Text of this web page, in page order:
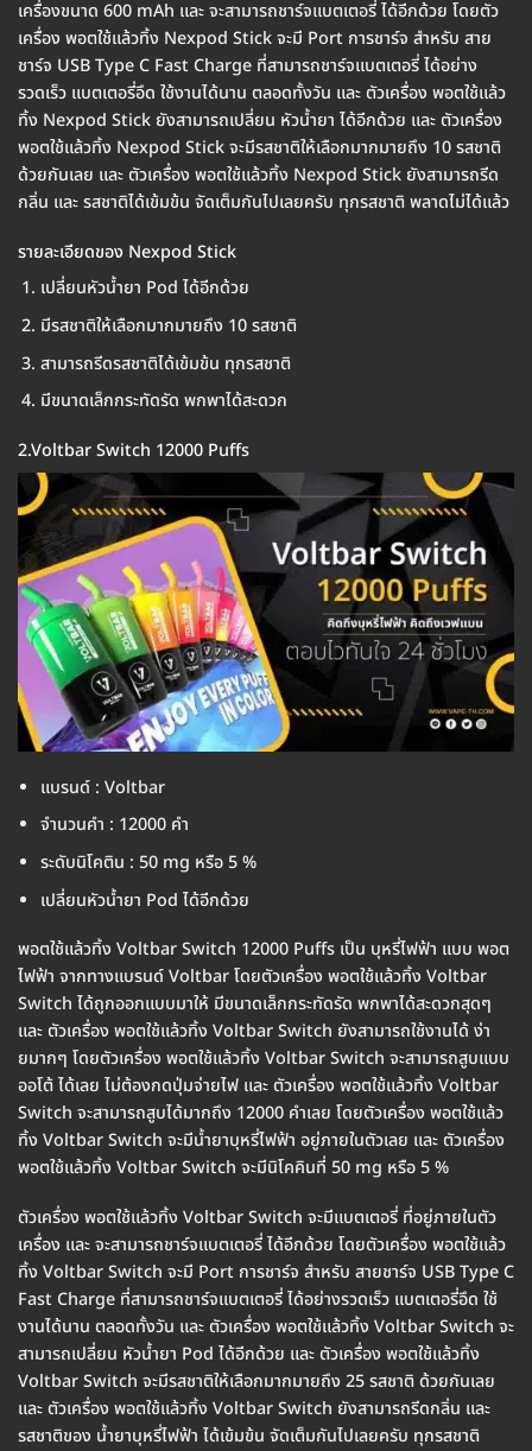
เครื่องขนาด 600 mAh และ จะสามารถชาร์จแบตเตอรี่ ได้อีกด้วย โดยตัว
เครื่อง พอตใช้แล้วทิ้ง Nexpod Stick จะมี Port การชาร์จ สำหรับ สาย
ชาร์จ USB Type C Fast Charge ที่สามารถชาร์จแบตเตอรี่ ได้อย่าง
รวดเร็ว แบตเตอรี่อึด ใช้งานได้นาน ตลอดทั้งวัน และ ตัวเครื่อง พอตใช้แล้ว
ทิ้ง Nexpod Stick ยังสามารถเปลี่ยน หัวน้ำยา ได้อีกด้วย และ ตัวเครื่อง
พอตใช้แล้วทิ้ง Nexpod Stick จะมีรสชาติให้เลือกมากมายถึง 10 รสชาติ
ด้วยกันเลย และ ตัวเครื่อง พอตใช้แล้วทิ้ง Nexpod Stick ยังสามารถรีด
กลิ่น และ รสชาติได้เข้มข้น จัดเต็มกันไปเลยครับ ทุกรสชาติ พลาดไม่ได้แล้ว
รายละเอียดของ Nexpod Stick
เปลี่ยนหัวน้ำยา Pod ได้อีกด้วย
มีรสชาติให้เลือกมากมายถึง 10 รสชาติ
สามารถรีดรสชาติได้เข้มข้น ทุกรสชาติ
มีขนาดเล็กกระทัดรัด พกพาได้สะดวก
2.Voltbar Switch 12000 Puffs
แบรนด์ : Voltbar
จำนวนคำ : 12000 คำ
ระดับนิโคติน : 50 mg หรือ 5 %
เปลี่ยนหัวน้ำยา Pod ได้อีกด้วย
พอตใช้แล้วทิ้ง Voltbar Switch 12000 Puffs เป็น บุหรี่ไฟฟ้า แบบ พอต
ไฟฟ้า จากทางแบรนด์ Voltbar โดยตัวเครื่อง พอตใช้แล้วทิ้ง Voltbar
Switch ได้ถูกออกแบบมาให้ มีขนาดเล็กกระทัดรัด พกพาได้สะดวกสุดๆ
และ ตัวเครื่อง พอตใช้แล้วทิ้ง Voltbar Switch ยังสามารถใช้งานได้ ง่า
ยมากๆ โดยตัวเครื่อง พอตใช้แล้วทิ้ง Voltbar Switch จะสามารถสูบแบบ
ออโต้ ได้เลย ไม่ต้องกดปุ่มจ่ายไฟ และ ตัวเครื่อง พอตใช้แล้วทิ้ง Voltbar
Switch จะสามารถสูบได้มากถึง 12000 คำเลย โดยตัวเครื่อง พอตใช้แล้ว
ทิ้ง Voltbar Switch จะมีน้ำยาบุหรี่ไฟฟ้า อยู่ภายในตัวเลย และ ตัวเครื่อง
พอตใช้แล้วทิ้ง Voltbar Switch จะมีนิโคคินที่ 50 mg หรือ 5 %
ตัวเครื่อง พอตใช้แล้วทิ้ง Voltbar Switch จะมีแบตเตอรี่ ที่อยู่ภายในตัว
เครื่อง และ จะสามารถชาร์จแบตเตอรี่ ได้อีกด้วย โดยตัวเครื่อง พอตใช้แล้ว
ทิ้ง Voltbar Switch จะมี Port การชาร์จ สำหรับ สายชาร์จ USB Type C
Fast Charge ที่สามารถชาร์จแบตเตอรี่ ได้อย่างรวดเร็ว แบตเตอรี่อึด ใช้
งานได้นาน ตลอดทั้งวัน และ ตัวเครื่อง พอตใช้แล้วทิ้ง Voltbar Switch จะ
สามารถเปลี่ยน หัวน้ำยา Pod ได้อีกด้วย และ ตัวเครื่อง พอตใช้แล้วทิ้ง
Voltbar Switch จะมีรสชาติให้เลือกมากมายถึง 25 รสชาติ ด้วยกันเลย
และ ตัวเครื่อง พอตใช้แล้วทิ้ง Voltbar Switch ยังสามารถรีดกลิ่น และ
รสชาติของ น้ำยาบุหรี่ไฟฟ้า ได้เข้มข้น จัดเต็มกันไปเลยครับ ทุกรสชาติ